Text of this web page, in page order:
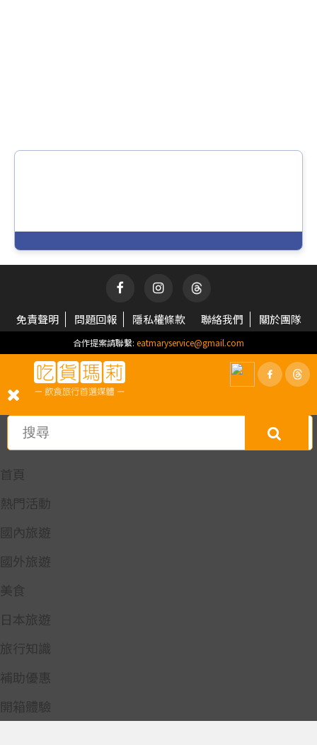
免責聲明 問題回報 隱私權條款 聯絡我們 關於團隊
合作提案請聯繫: eatmaryservice@gmail.com
首頁
熱門活動
國內旅遊
國外旅遊
美食
日本旅遊
旅行知識
補助優惠
開箱體驗